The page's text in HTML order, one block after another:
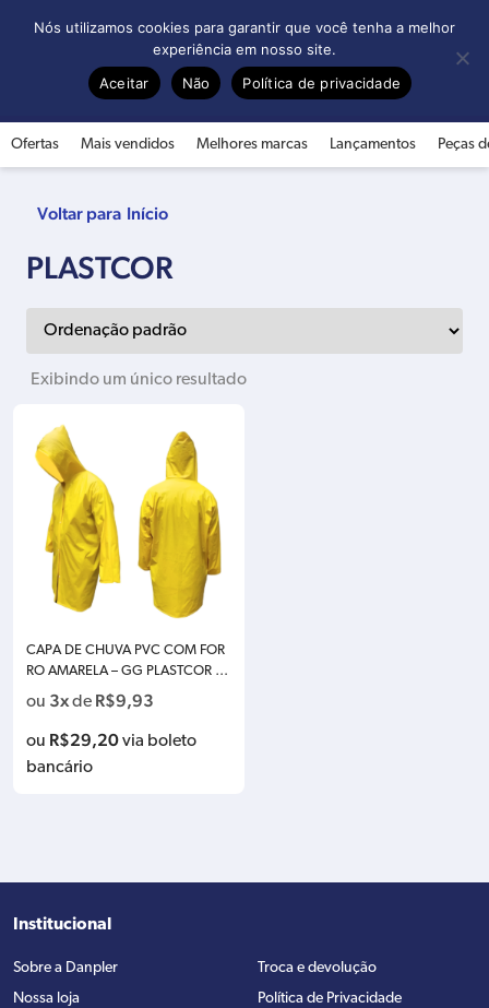
Ofertas Mais vendidos Melhores marcas Lançamentos Peças
Início
PLASTCOR
Exibindo um único resultado
CAPA DE CHUVA PVC COM FOR
RO AMARELA – GG PLASTCOR 7
00.30348
ou 3xde R$9,93
ou R$29,20via boleto
bancário
Institucional
Sobre a Danpler
Nossa loja
Troca e devolução
Política de Privacidade
Nós utilizamos cookies para garantir que você tenha a melhor
experiência em nosso site.
Aceitar
Não Política de privacidade